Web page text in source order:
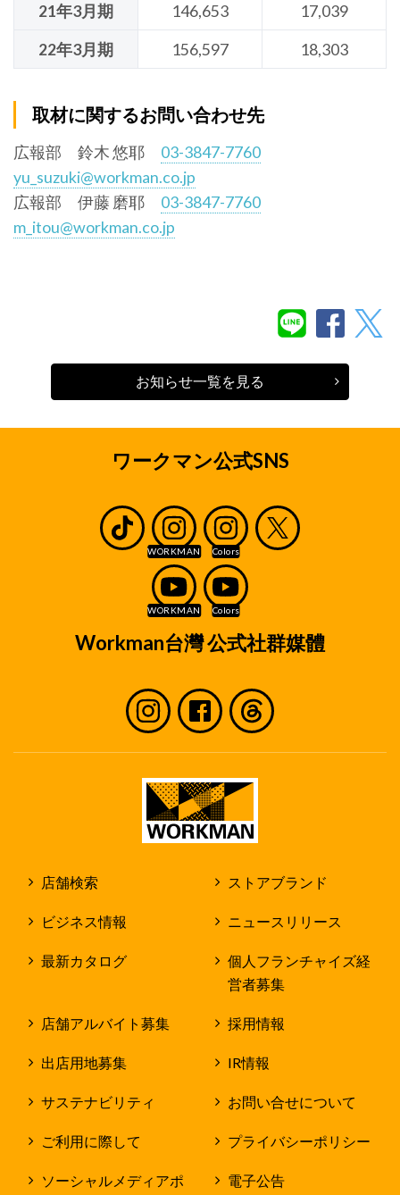
21年3月期
146,653
17,039
22年3月期
156,597 18,303
取材に関するお問い合わせ先
広報部 鈴木 悠耶 03-3847-7760
yu_suzuki@workman.co.jp
広報部 伊藤 磨耶 03-3847-7760
m_itou@workman.co.jp
お知らせ一覧を見る
ワークマン公式SNS
Workman台灣 公式社群媒體
店舗検索 ストアブランド
ビジネス情報 ニュースリリース
最新カタログ
個人フランチャイズ経
営者募集
店舗アルバイト募集 採用情報
出店用地募集 IR情報
サステナビリティ お問い合せについて
ご利用に際して プライバシーポリシー
ソーシャルメディアポ 電子公告